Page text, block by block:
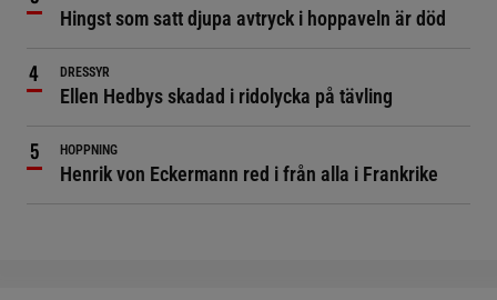
Hingst som satt djupa avtryck i hoppaveln är död
DRESSYR
Ellen Hedbys skadad i ridolycka på tävling
HOPPNING
Henrik von Eckermann red i från alla i Frankrike